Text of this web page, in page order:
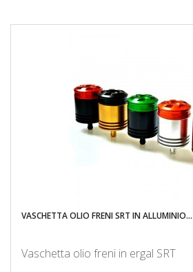
VASCHETTA OLIO FRENI SRT IN ALLUMINIO...
Vaschetta olio freni in ergal SRT